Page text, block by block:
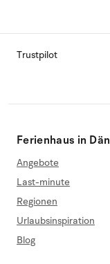
Trustpilot
Ferienhaus in
Angebote
Last-minute
Regionen
Urlaubsinspiration
Blog